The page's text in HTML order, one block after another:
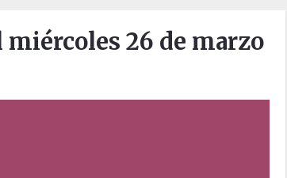
miércoles 26 de marzo